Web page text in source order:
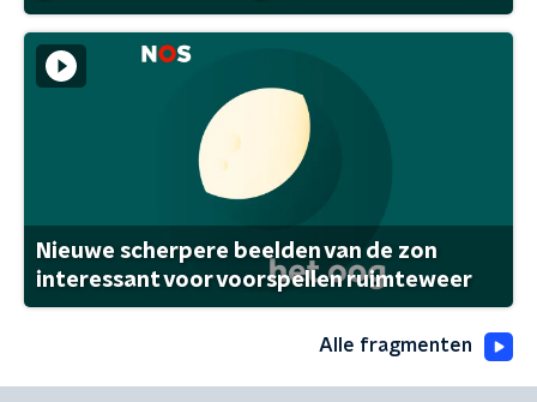
Nieuwe scherpere beelden van de zon
interessant voor voorspellen ruimteweer
Alle fragmenten